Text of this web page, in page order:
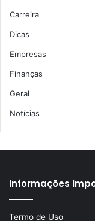
Carreira
Dicas
Empresas
Finanças
Geral
Notícias
Informações
Termo de Uso